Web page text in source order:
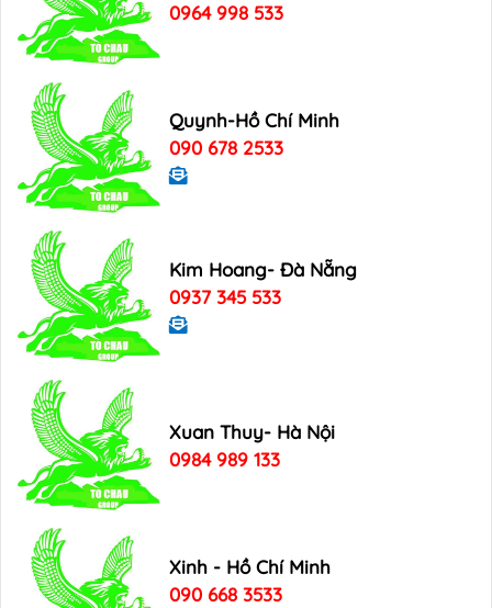
0964 998 533
Quynh-Hồ Chí Minh
090 678 2533
Kim Hoang- Đà Nẵng
0937 345 533
Xuan Thuy- Hà Nội
0984 989 133
Xinh - Hồ Chí Minh
090 668 3533